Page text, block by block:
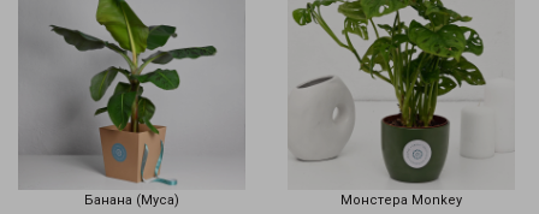
Банана (Муса) Монстера Monkey